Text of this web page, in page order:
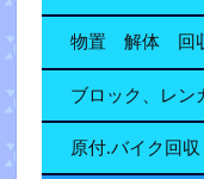
物置 解体 回
ブロック、レン
原付.バイク回